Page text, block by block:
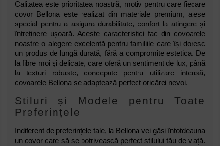
Calitatea este prioritatea noastră, motiv pentru care fiecare
covor Bellona este realizat din materiale premium, alese
special pentru a asigura durabilitate, confort la atingere și
întreținere ușoară. Aceste caracteristici fac din covoarele
noastre o alegere excelentă pentru familiile care își doresc
un produs de lungă durată, fără a compromite estetica. De
la fibre moi și delicate, care oferă un sentiment de lux, până
la texturi robuste, concepute pentru utilizare intensă,
covoarele Bellona se adaptează perfect oricărei nevoi.
Stiluri și Modele pentru Toate
Preferințele
Indiferent de preferințele tale, la Bellona vei găsi întotdeauna
un covor care să se potrivească perfect stilului tău de viață.